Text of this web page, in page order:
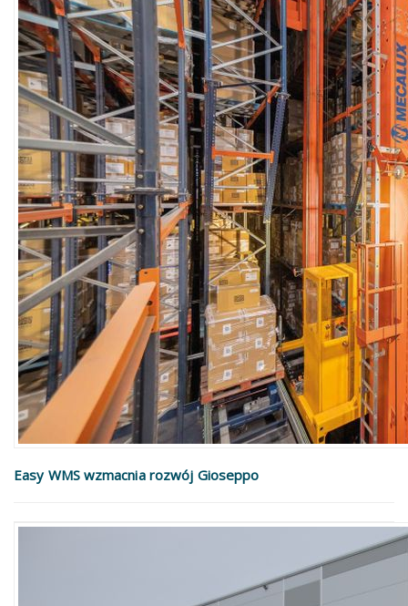
Easy WMS wzmacnia rozwój Gioseppo